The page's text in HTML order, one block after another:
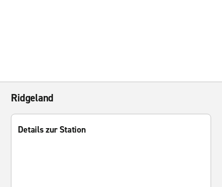
Ridgeland
Details zur Station